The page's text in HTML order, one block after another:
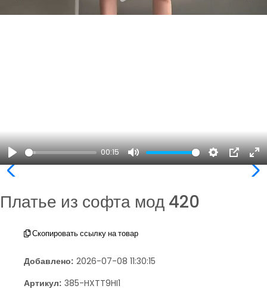
Play
00:15
Mute Settings
PIP
Платье из софта мод 420
Скопировать ссылку на товар
Добавлено: 2026-07-08 11:30:15
Артикул: 385-HXTT9HI1